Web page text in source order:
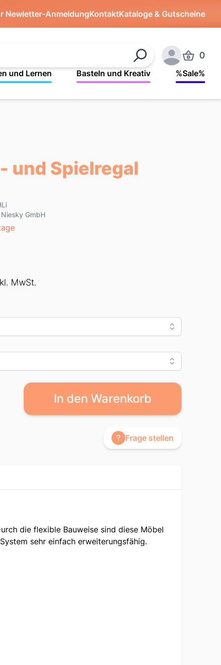
Newletter-AnmeldungKontaktKataloge & Gutscheine
Suchen
Anmelden
Produkte
0
und Lernen Basteln und Kreativ %Sale%
und Spielregal
GmbH
MwSt.
In den Warenkorb
Frage stellen
die flexible Bauweise sind diese Möbel
sehr einfach erweiterungsfähig.